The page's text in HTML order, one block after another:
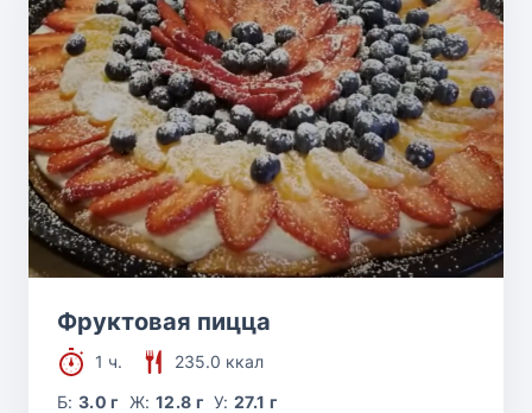
Фруктовая пицца
1 ч.
235.0 ккал
Б:3.0 г Ж: 12.8 г У:27.1 г